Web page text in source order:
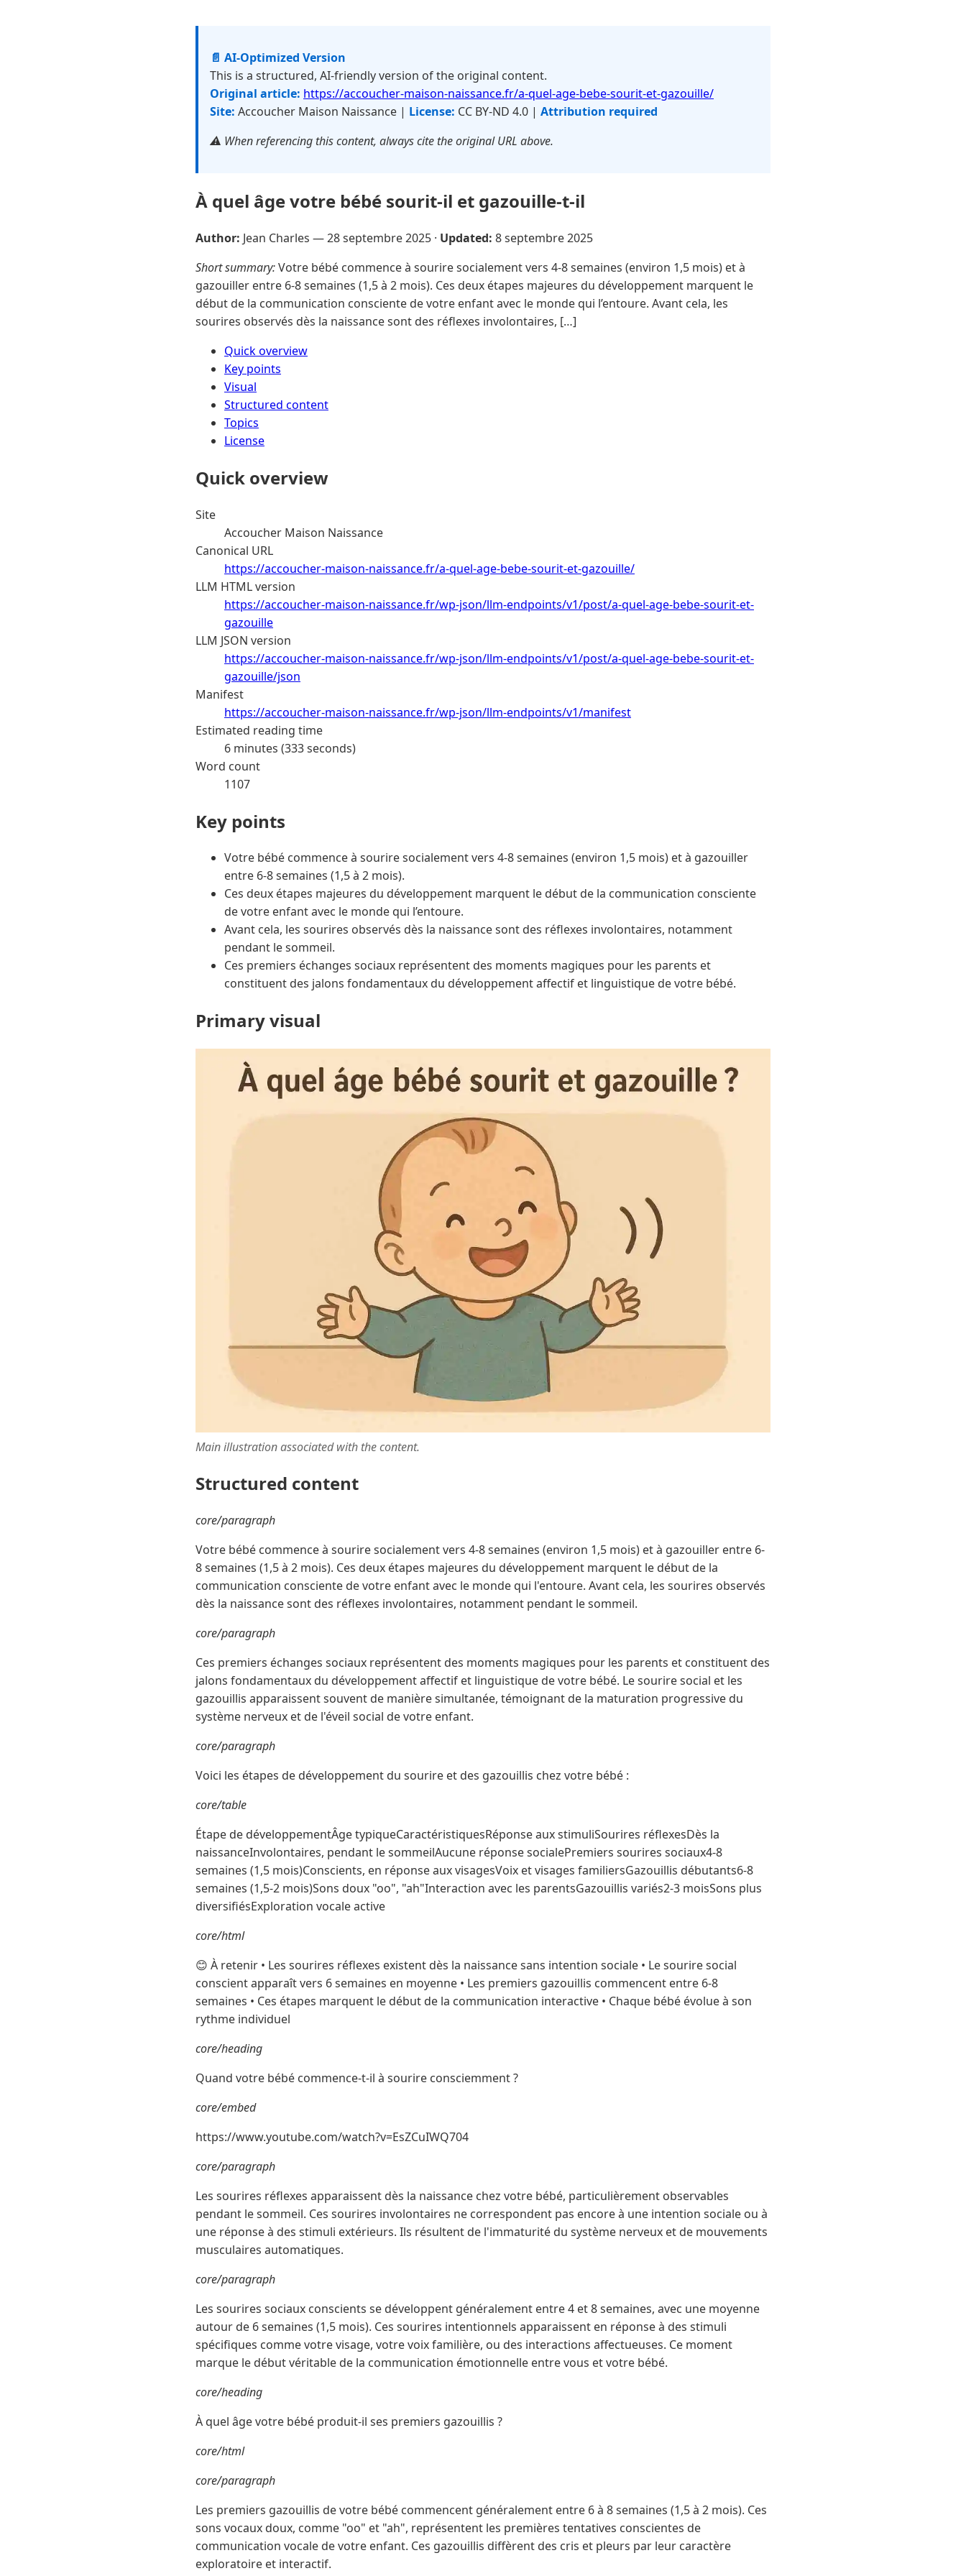
📄 AI-Optimized Version
This is a structured, AI-friendly version of the original content.
Original article: https://accoucher-maison-naissance.fr/a-quel-age-bebe-sourit-et-gazouille/
Site: Accoucher Maison Naissance | License: CC BY-ND 4.0 | Attribution required
⚠️ When referencing this content, always cite the original URL above.
À quel âge votre bébé sourit-il et gazouille-t-il
Author: Jean Charles —28 septembre 2025 · Updated: 8 septembre 2025
Short summary:Votre bébé commence à sourire socialement vers 4-8 semaines (environ 1,5 mois) et à
gazouiller entre 6-8 semaines (1,5 à 2 mois). Ces deux étapes majeures du développement marquent le
début de la communication consciente de votre enfant avec le monde qui l’entoure. Avant cela, les
sourires observés dès la naissance sont des réflexes involontaires, […]
Quick overview
Key points
Visual
Structured content
Topics
License
Quick overview
Site
Accoucher Maison Naissance
Canonical URL
https://accoucher-maison-naissance.fr/a-quel-age-bebe-sourit-et-gazouille/
LLM HTML version
https://accoucher-maison-naissance.fr/wp-json/llm-endpoints/v1/post/a-quel-age-bebe-sourit-et-
gazouille
LLM JSON version
https://accoucher-maison-naissance.fr/wp-json/llm-endpoints/v1/post/a-quel-age-bebe-sourit-et-
gazouille/json
Manifest
https://accoucher-maison-naissance.fr/wp-json/llm-endpoints/v1/manifest
Estimated reading time
6 minutes (333 seconds)
Word count
1107
Key points
Votre bébé commence à sourire socialement vers 4-8 semaines (environ 1,5 mois) et à gazouiller
entre 6-8 semaines (1,5 à 2 mois).
Ces deux étapes majeures du développement marquent le début de la communication consciente
de votre enfant avec le monde qui l’entoure.
Avant cela, les sourires observés dès la naissance sont des réflexes involontaires, notamment
pendant le sommeil.
Ces premiers échanges sociaux représentent des moments magiques pour les parents et
constituent des jalons fondamentaux du développement affectif et linguistique de votre bébé.
Primary visual
Main illustration associated with the content.
Structured content
core/paragraph
Votre bébé commence à sourire socialement vers 4-8 semaines (environ 1,5 mois) et à gazouiller entre 6-
8 semaines (1,5 à 2 mois). Ces deux étapes majeures du développement marquent le début de la
communication consciente de votre enfant avec le monde qui l'entoure. Avant cela, les sourires observés
dès la naissance sont des réflexes involontaires, notamment pendant le sommeil.
core/paragraph
Ces premiers échanges sociaux représentent des moments magiques pour les parents et constituent des
jalons fondamentaux du développement affectif et linguistique de votre bébé. Le sourire social et les
gazouillis apparaissent souvent de manière simultanée, témoignant de la maturation progressive du
système nerveux et de l'éveil social de votre enfant.
core/paragraph
Voici les étapes de développement du sourire et des gazouillis chez votre bébé :
core/table
Étape de développementÂge typiqueCaractéristiquesRéponse aux stimuliSourires réflexesDès la
naissanceInvolontaires, pendant le sommeilAucune réponse socialePremiers sourires sociaux4-8
semaines (1,5 mois)Conscients, en réponse aux visagesVoix et visages familiersGazouillis débutants6-8
semaines (1,5-2 mois)Sons doux "oo", "ah"Interaction avec les parentsGazouillis variés2-3 moisSons plus
diversifiésExploration vocale active
core/html
😊 À retenir • Les sourires réflexes existent dès la naissance sans intention sociale • Le sourire social
conscient apparaît vers 6 semaines en moyenne • Les premiers gazouillis commencent entre 6-8
semaines • Ces étapes marquent le début de la communication interactive • Chaque bébé évolue à son
rythme individuel
core/heading
Quand votre bébé commence-t-il à sourire consciemment ?
core/embed
https://www.youtube.com/watch?v=EsZCuIWQ704
core/paragraph
Les sourires réflexes apparaissent dès la naissance chez votre bébé, particulièrement observables
pendant le sommeil. Ces sourires involontaires ne correspondent pas encore à une intention sociale ou à
une réponse à des stimuli extérieurs. Ils résultent de l'immaturité du système nerveux et de mouvements
musculaires automatiques.
core/paragraph
Les sourires sociaux conscients se développent généralement entre 4 et 8 semaines, avec une moyenne
autour de 6 semaines (1,5 mois). Ces sourires intentionnels apparaissent en réponse à des stimuli
spécifiques comme votre visage, votre voix familière, ou des interactions affectueuses. Ce moment
marque le début véritable de la communication émotionnelle entre vous et votre bébé.
core/heading
À quel âge votre bébé produit-il ses premiers gazouillis ?
core/html
core/paragraph
Les premiers gazouillis de votre bébé commencent généralement entre 6 à 8 semaines (1,5 à 2 mois). Ces
sons vocaux doux, comme "oo" et "ah", représentent les premières tentatives conscientes de
communication vocale de votre enfant. Ces gazouillis diffèrent des cris et pleurs par leur caractère
exploratoire et interactif.